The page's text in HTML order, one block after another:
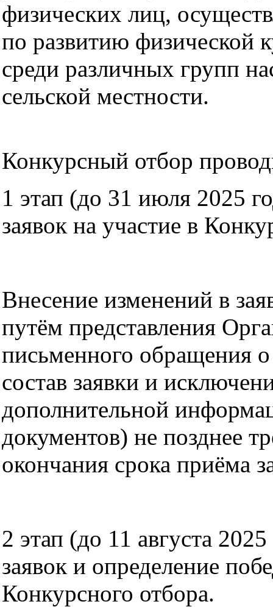
физических лиц,
по развитию физической
среди различных групп
сельской местности.
Конкурсный отбор
1 этап (до 31 июля 2025
заявок на участие в
Внесение изменений в
путём представления
письменного обращения
состав заявки и
дополнительной
документов) не позднее
окончания срока приёма
2 этап (до 11 августа
заявок и определение
Конкурсного отбора.